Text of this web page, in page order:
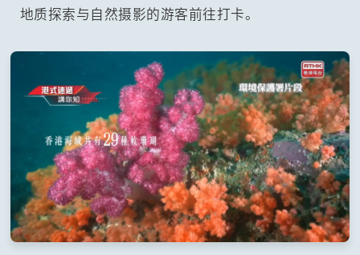
地质探索与自然摄影的游客前往打卡。